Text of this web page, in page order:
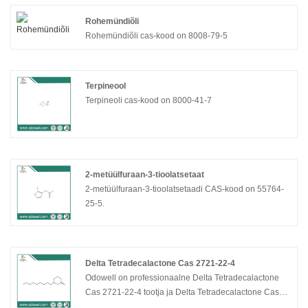
Rohemündiõli
Rohemündiõli cas-kood on 8008-79-5
Terpineool
Terpineoli cas-kood on 8000-41-7
2-metüülfuraan-3-tioolatsetaat
2-metüülfuraan-3-tioolatsetaadi CAS-kood on 55764-
25-5.
Delta Tetradecalactone Cas 2721-22-4
Odowell on professionaalne Delta Tetradecalactone
Cas 2721-22-4 tootja ja Delta Tetradecalactone Cas